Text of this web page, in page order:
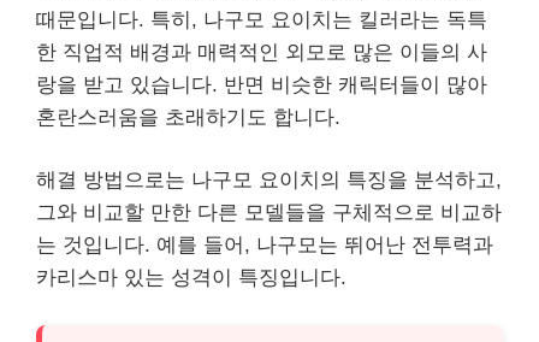
때문입니다. 특히, 나구모 요이치는 킬러라는 독특
한 직업적 배경과 매력적인 외모로 많은 이들의 사
랑을 받고 있습니다. 반면 비슷한 캐릭터들이 많아
혼란스러움을 초래하기도 합니다.
해결 방법으로는 나구모 요이치의 특징을 분석하고,
그와 비교할 만한 다른 모델들을 구체적으로 비교하
는 것입니다. 예를 들어, 나구모는 뛰어난 전투력과
카리스마 있는 성격이 특징입니다.